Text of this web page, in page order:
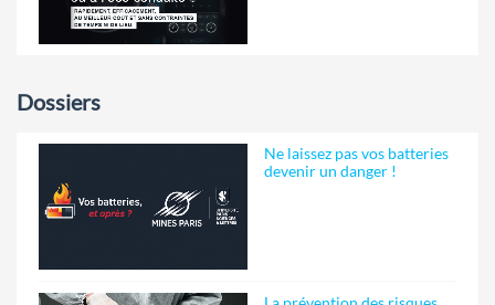
Dossiers
Ne laissez pas vos batteries
devenir un danger !